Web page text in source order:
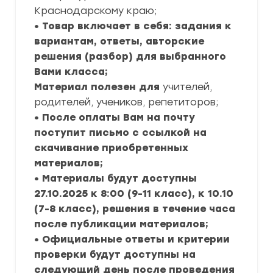
Краснодарскому краю;
• Товар включает в себя: задания к
вариантам, ответы, авторские
решения (разбор) для выбранного
Вами класса;
Материал полезен для учителей,
родителей, учеников, репетиторов;
• После оплаты Вам на почту
поступит письмо с ссылкой на
скачивание приобретенных
материалов;
• Материалы будут доступны
27.10.2025 к 8:00 (9-11 класс), к 10.10
(7-8 класс), решения в течение часа
после публикации материалов;
• Официальные ответы и критерии
проверки будут доступны на
следующий день после проведения